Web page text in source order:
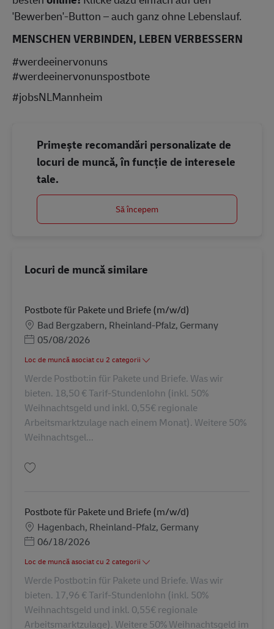
'Bewerben'-Button – auch ganz ohne Lebenslauf.
MENSCHEN VERBINDEN, LEBEN VERBESSERN
#werdeeinervonuns
#werdeeinervonunspostbote
#jobsNLMannheim
Primește recomandări personalizate de
locuri de muncă, în funcție de interesele
tale.
Să începem
Locuri de muncă similare
Postbote für Pakete und Briefe (m/w/d)
Locație
Bad Bergzabern, Rheinland-Pfalz, Germany
Posted Date
05/08/2026
Loc de muncă asociat cu 2 categorii
Werde Postbot:in für Pakete und Briefe. Was wir
bieten. 18,50 € Tarif-Stundenlohn (inkl. 50%
Weihnachtsgeld und inkl. 0,55€ regionale
Arbeitsmarktzulage nach einem Monat). Weitere 50%
Weihnachtsgel...
Postbote für Pakete und Briefe (m/w/d)
Locație
Hagenbach, Rheinland-Pfalz, Germany
Posted Date
06/18/2026
Loc de muncă asociat cu 2 categorii
Werde Postbot:in für Pakete und Briefe. Was wir
bieten. 17,96 € Tarif-Stundenlohn (inkl. 50%
Weihnachtsgeld und inkl. 0,55€ regionale
Arbeitsmarktzulage). Weitere 50% Weihnachtsgeld im